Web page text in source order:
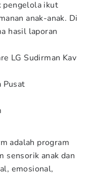
pengelola ikut
anak-anak. Di
hasil laporan
LG Sudirman Kav
Pusat
adalah program
sensorik anak dan
emosional,